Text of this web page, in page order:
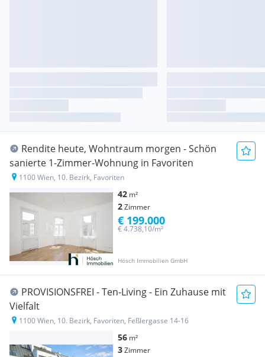
Rendite heute, Wohntraum morgen - Schön
sanierte 1-Zimmer-Wohnung in Favoriten
1100 Wien, 10. Bezirk, Favoriten
42 m²
2Zimmer
Hösch Immobilien GmbH
€ 4.738,10/m²
€ 199.000
PROVISIONSFREI - Ten-Living - Ein Zuhause mit
Vielfalt
1100 Wien, 10. Bezirk, Favoriten, Feßlergasse 14-16
56 m²
3Zimmer